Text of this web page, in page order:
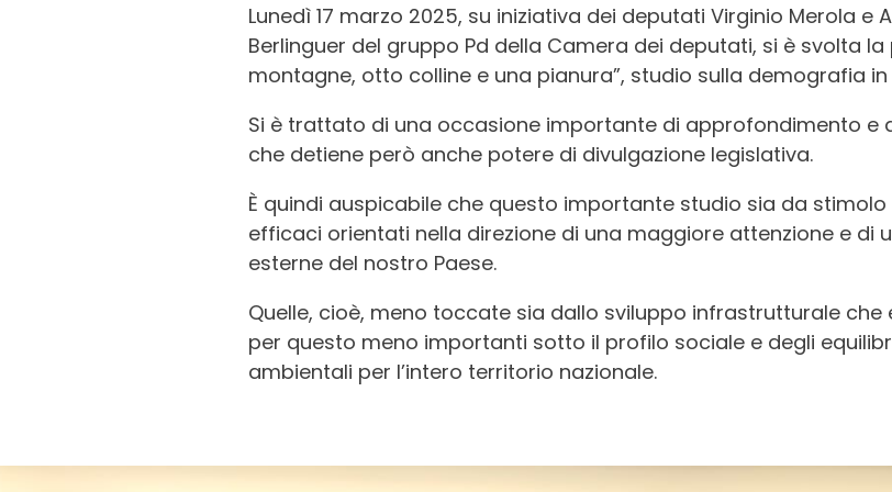
Lunedì 17 marzo 2025, su iniziativa dei deputati Virginio Merola e
Berlinguer del gruppo Pd della Camera dei deputati, si è svolta la
montagne, otto colline e una pianura”, studio sulla demografia in
Si è trattato di una occasione importante di approfondimento e
che detiene però anche potere di divulgazione legislativa.
È quindi auspicabile che questo importante studio sia da
efficaci orientati nella direzione di una maggiore attenzione e di
esterne del nostro Paese.
Quelle, cioè, meno toccate sia dallo sviluppo infrastrutturale
per questo meno importanti sotto il profilo sociale e degli
ambientali per l’intero territorio nazionale.